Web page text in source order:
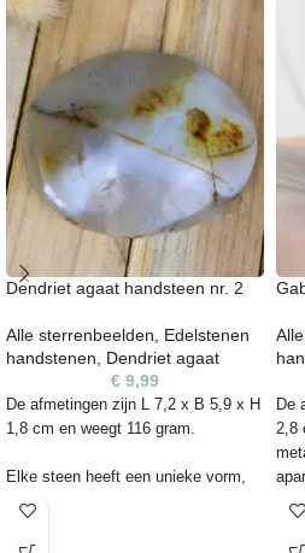
Dendriet agaat handsteen nr. 2
Alle sterrenbeelden
Edelstenen
handstenen
Dendriet agaat
€ 9,99
De afmetingen zijn L 7,2 x B 5,9 x H
1,8 cm en weegt 116 gram.
Elke steen heeft een unieke vorm,
kleur en kunnen daarom
natuurproduct en zijn niet 100%
De
2,8